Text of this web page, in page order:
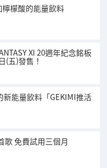
檬酸的能量飲料
XI 20週年紀念銘板
(五)發售！
能量飲料「GEKIMI推活
歌 免費試用三個月